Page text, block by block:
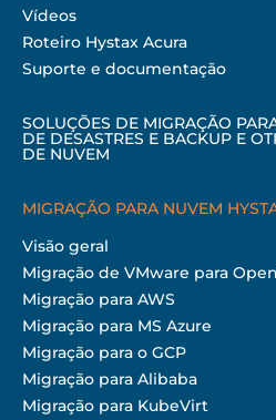
Vídeos
Roteiro Hystax Acura
Suporte e documentação
SOLUÇÕES DE MIGRAÇÃO
DE DESASTRES E BACKUP E
DE NUVEM
MIGRAÇÃO PARA NUVEM
Visão geral
Migração de VMware para
Migração para AWS
Migração para MS Azure
Migração para o GCP
Migração para Alibaba
Migração para KubeVirt